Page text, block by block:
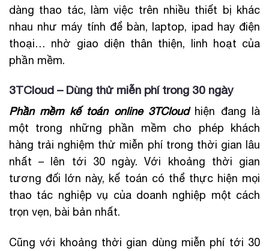
dàng thao tác, làm việc trên nhiều thiết bị khác
nhau như máy tính để bàn, laptop, ipad hay điện
thoại… nhờ giao diện thân thiện, linh hoạt của
phần mềm.
3TCloud – Dùng thử miễn phí trong 30 ngày
Phần mềm kế toán online 3TCloudhiện đang là
một trong những phần mềm cho phép khách
hàng trải nghiệm thử miễn phí trong thời gian lâu
nhất – lên tới 30 ngày. Với khoảng thời gian
tương đối lớn này, kế toán có thể thực hiện mọi
thao tác nghiệp vụ của doanh nghiệp một cách
trọn vẹn, bài bản nhất.
Cũng với khoảng thời gian dùng miễn phí tới 30